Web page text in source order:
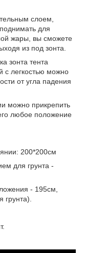
слоем,
для
жары, вы сможете
из под зонта.
зонта тента
легкостью можно
от угла падения
можно прикрепить
любое положение
200*200см
для грунта -
- 195см,